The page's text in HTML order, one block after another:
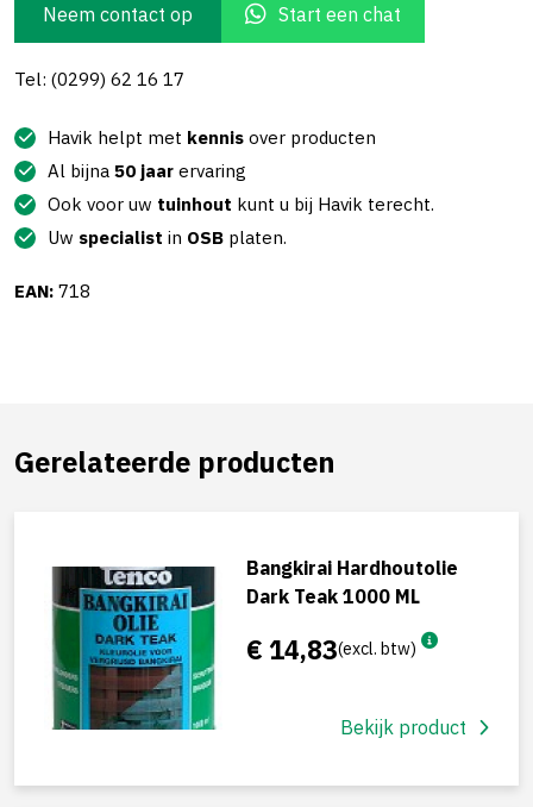
Neem contact op Start een chat
Tel: (0299) 62 16 17
Havik helpt met kennis over producten
Al bijna 50 jaar ervaring
Ook voor uw tuinhout kunt u bij Havik terecht.
Uw specialist in OSB platen.
EAN: 718
Gerelateerde producten
Bangkirai Hardhoutolie
Dark Teak 1000 ML
€ 14,83(excl. btw)
Bekijk product